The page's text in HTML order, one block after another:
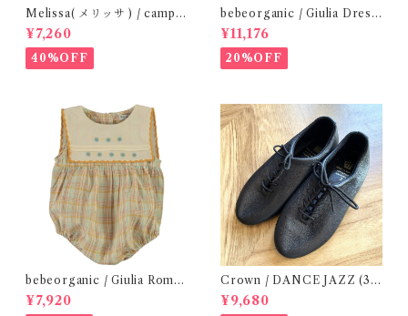
Melissa( メリッサ ) / campa
na ( Gold )28-33
¥7,260
40%OFF
bebeorganic / Giulia Dress
Lagoon Check (2-6y)
¥11,176
20%OFF
bebeorganic / Giulia Romp
er Lagoon Check( 6・12ｍ)
¥7,920
Crown / DANCE JAZZ (3:2
2cm / 6:24-24,5 ) Black
¥9,680